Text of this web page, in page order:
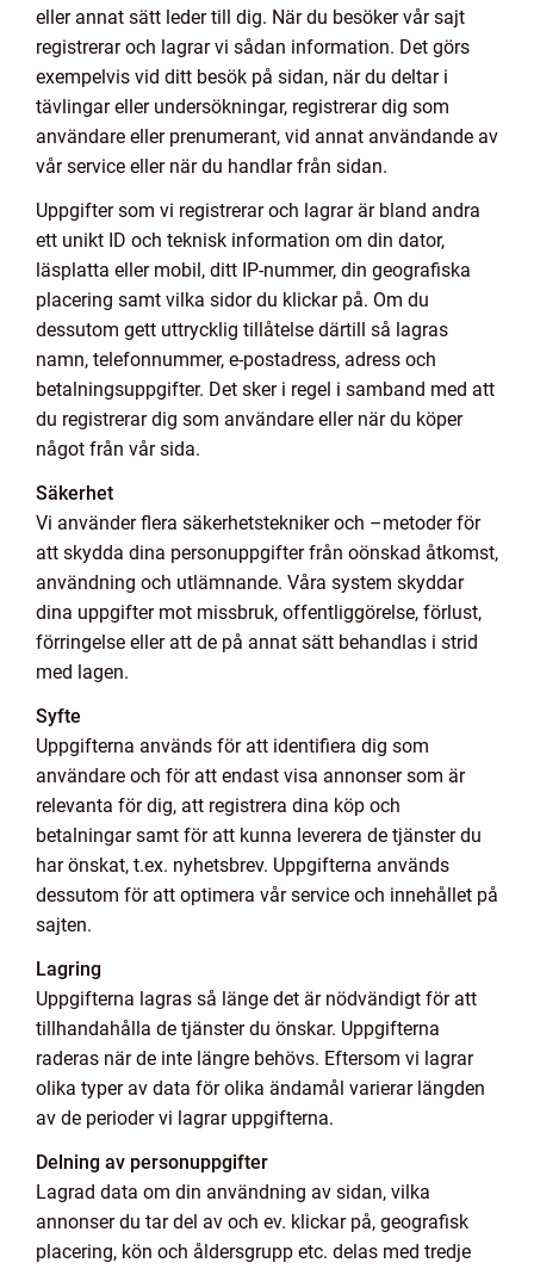
eller annat sätt leder till dig. När du besöker vår sajt
registrerar och lagrar vi sådan information. Det görs
exempelvis vid ditt besök på sidan, när du deltar i
tävlingar eller undersökningar, registrerar dig som
användare eller prenumerant, vid annat användande av
vår service eller när du handlar från sidan.
Uppgifter som vi registrerar och lagrar är bland andra
ett unikt ID och teknisk information om din dator,
läsplatta eller mobil, ditt IP-nummer, din geografiska
placering samt vilka sidor du klickar på. Om du
dessutom gett uttrycklig tillåtelse därtill så lagras
namn, telefonnummer, e-postadress, adress och
betalningsuppgifter. Det sker i regel i samband med att
du registrerar dig som användare eller när du köper
något från vår sida.
Säkerhet
Vi använder flera säkerhetstekniker och –metoder för
att skydda dina personuppgifter från oönskad åtkomst,
användning och utlämnande. Våra system skyddar
dina uppgifter mot missbruk, offentliggörelse, förlust,
förringelse eller att de på annat sätt behandlas i strid
med lagen.
Syfte
Uppgifterna används för att identifiera dig som
användare och för att endast visa annonser som är
relevanta för dig, att registrera dina köp och
betalningar samt för att kunna leverera de tjänster du
har önskat, t.ex. nyhetsbrev. Uppgifterna används
dessutom för att optimera vår service och innehållet på
sajten.
Lagring
Uppgifterna lagras så länge det är nödvändigt för att
tillhandahålla de tjänster du önskar. Uppgifterna
raderas när de inte längre behövs. Eftersom vi lagrar
olika typer av data för olika ändamål varierar längden
av de perioder vi lagrar uppgifterna.
Delning av personuppgifter
Lagrad data om din användning av sidan, vilka
annonser du tar del av och ev. klickar på, geografisk
placering, kön och åldersgrupp etc. delas med tredje